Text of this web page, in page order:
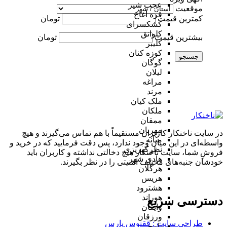
عجب شیر
قره آغاج
کشکسرای
کلوانق
کلیبر
کوزه کنان
گوگان
لیلان
مراغه
مرند
ملک کیان
ملکان
ممقان
مهربان
میانه
نظرکهریزی
هادی شهر
هرگلان
هریس
هشترود
هوراند
وایقان
ورزقان
موقعیت
کمترین قیمت
تومان
بیشترین قیمت تومان
جستجو
در سایت ناخنکار کاربران مستقیماً با هم تماس می‌گیرند و هیچ
واسطه‌ای در این میان وجود ندارد، پس دقت فرمایید که در خرید و
فروشِ شما، سایت ناخنکار هیچ دخالتی نداشته و کاربران باید
خودشان جنبه‌های مختلف امنیتی را در نظر بگیرند.
دسترسی سریع
طراحی سایت :‌ ققنوس پارس